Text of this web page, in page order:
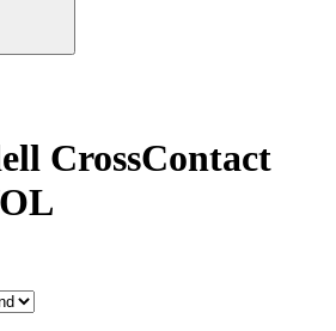
CrossContact